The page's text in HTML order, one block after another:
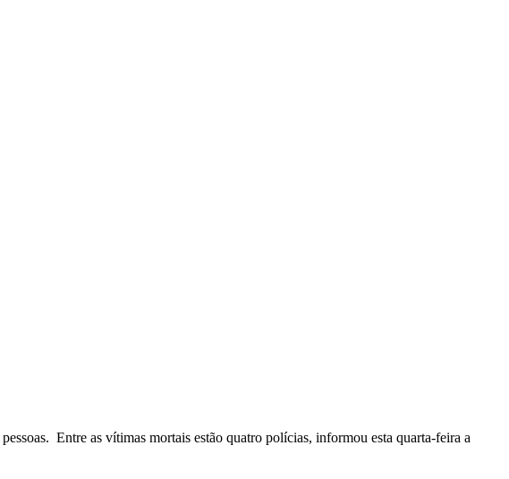
Entre as vítimas mortais estão quatro polícias, informou esta quarta-feira a